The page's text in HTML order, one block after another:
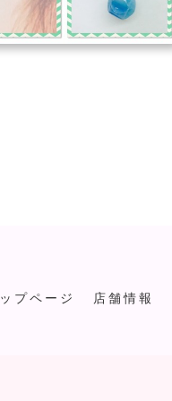
プページ 店舗情報